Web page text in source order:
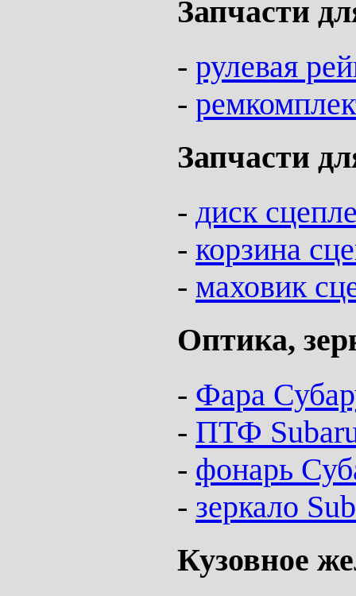
Запчасти
- рулевая
-
Запчасти
- диск
- корзина
- маховик
Оптика,
- Фара
- ПТФ
- фонарь
- зеркало
Кузовное